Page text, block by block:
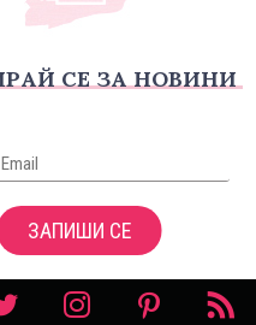
СЕ ЗА НОВИНИ
ЗАПИШИ СЕ